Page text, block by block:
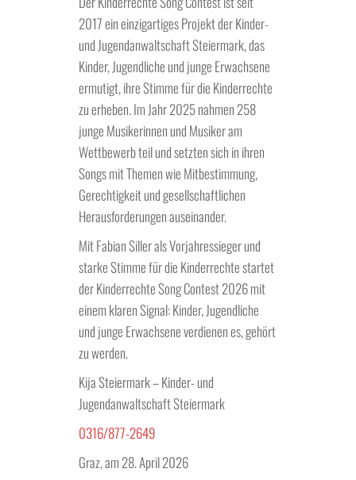
2017 ein einzigartiges Projekt der Kinder-
und Jugendanwaltschaft Steiermark, das
Kinder, Jugendliche und junge Erwachsene
ermutigt, ihre Stimme für die Kinderrechte
zu erheben. Im Jahr 2025 nahmen 258
junge Musikerinnen und Musiker am
Wettbewerb teil und setzten sich in ihren
Songs mit Themen wie Mitbestimmung,
Gerechtigkeit und gesellschaftlichen
Herausforderungen auseinander.
Mit Fabian Siller als Vorjahressieger und
starke Stimme für die Kinderrechte startet
der Kinderrechte Song Contest 2026 mit
einem klaren Signal: Kinder, Jugendliche
und junge Erwachsene verdienen es, gehört
zu werden.
Kija Steiermark – Kinder- und
Jugendanwaltschaft Steiermark
0316/877-2649
Graz, am 28. April 2026